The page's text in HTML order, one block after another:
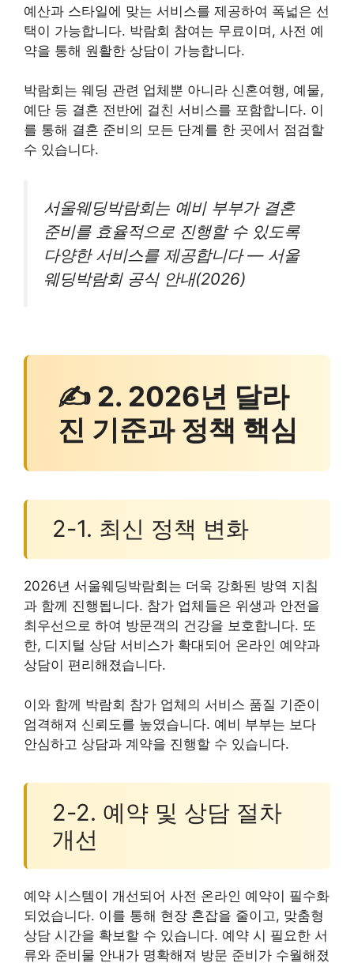
예산과 스타일에 맞는 서비스를 제공하여 폭넓은 선
택이 가능합니다. 박람회 참여는 무료이며, 사전 예
약을 통해 원활한 상담이 가능합니다.
박람회는 웨딩 관련 업체뿐 아니라 신혼여행, 예물,
예단 등 결혼 전반에 걸친 서비스를 포함합니다. 이
를 통해 결혼 준비의 모든 단계를 한 곳에서 점검할
수 있습니다.
서울웨딩박람회는 예비 부부가 결혼
준비를 효율적으로 진행할 수 있도록
다양한 서비스를 제공합니다 — 서울
웨딩박람회 공식 안내(2026)
✍ 2. 2026년 달라
진 기준과 정책 핵심
2-1. 최신 정책 변화
2026년 서울웨딩박람회는 더욱 강화된 방역 지침
과 함께 진행됩니다. 참가 업체들은 위생과 안전을
최우선으로 하여 방문객의 건강을 보호합니다. 또
한, 디지털 상담 서비스가 확대되어 온라인 예약과
상담이 편리해졌습니다.
이와 함께 박람회 참가 업체의 서비스 품질 기준이
엄격해져 신뢰도를 높였습니다. 예비 부부는 보다
안심하고 상담과 계약을 진행할 수 있습니다.
2-2. 예약 및 상담 절차
개선
예약 시스템이 개선되어 사전 온라인 예약이 필수화
되었습니다. 이를 통해 현장 혼잡을 줄이고, 맞춤형
상담 시간을 확보할 수 있습니다. 예약 시 필요한 서
류와 준비물 안내가 명확해져 방문 준비가 수월해졌